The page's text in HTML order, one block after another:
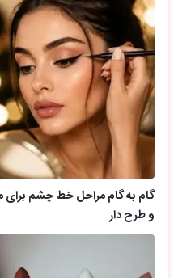
گام به گام مراحل خط چشم
و طرح دار